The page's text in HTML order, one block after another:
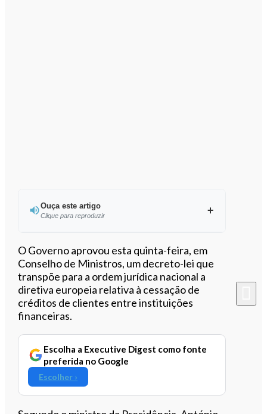
Ouça este artigo
Clique para reproduzir
Ouvir este artigo
O Governo aprovou esta quinta-feira, em
Conselho de Ministros, um decreto-lei que
transpõe para a ordem jurídica nacional a
diretiva europeia relativa à cessação de
créditos de clientes entre instituições
financeiras.
Escolha a Executive Digest como fonte
preferida no Google
Escolher ›